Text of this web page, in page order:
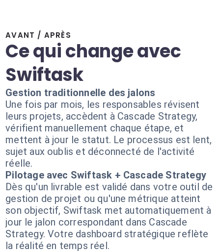
AVANT / APRÈS
Ce qui change avec
Swiftask
Gestion traditionnelle des jalons
Une fois par mois, les responsables révisent
leurs projets, accèdent à Cascade Strategy,
vérifient manuellement chaque étape, et
mettent à jour le statut. Le processus est lent,
sujet aux oublis et déconnecté de l'activité
réelle.
Pilotage avec Swiftask + Cascade Strategy
Dès qu'un livrable est validé dans votre outil de
gestion de projet ou qu'une métrique atteint
son objectif, Swiftask met automatiquement à
jour le jalon correspondant dans Cascade
Strategy. Votre dashboard stratégique reflète
la réalité en temps réel.